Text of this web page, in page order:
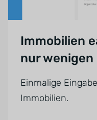
Immobilien
nur wenigen
Einmalige
Immobilien.